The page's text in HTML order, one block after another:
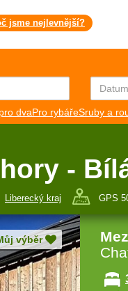
jsme nejlevnější?
dvaPro rybářeSruby a
-
Liberecký kraj GPS
výběr